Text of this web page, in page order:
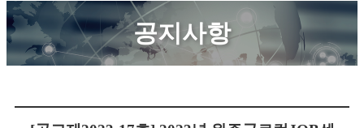
공지사항